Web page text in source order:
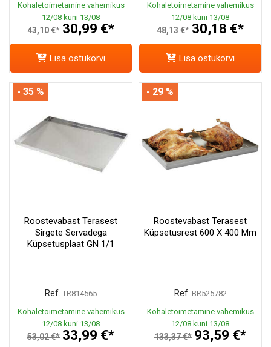
Kohaletoimetamine vahemikus
12/08 kuni 13/08
43,10 €* 30,99 €*
Lisa ostukorvi
Kohaletoimetamine vahemikus
12/08 kuni 13/08
48,13 €* 30,18 €*
Lisa ostukorvi
Roostevabast Terasest
Sirgete Servadega
Küpsetusplaat GN 1/1
Ref. TR814565
Kohaletoimetamine vahemikus
12/08 kuni 13/08
53,02 €* 33,99 €*
- 35 %
Roostevabast Terasest
Küpsetusrest 600 X 400 Mm
Ref. BR525782
Kohaletoimetamine vahemikus
12/08 kuni 13/08
133,37 €* 93,59 €*
- 29 %